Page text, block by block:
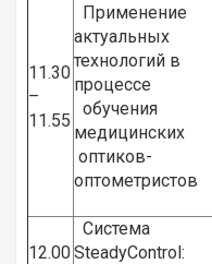
11.30
–
11.55
Применение
актуальных
технологий в
процессе
обучения
медицинских
оптиков-
оптометристов
12.00
Система
SteadyControl: